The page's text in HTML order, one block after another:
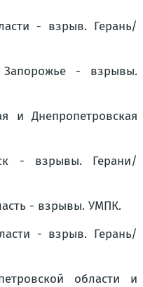
- взрыв. Герань/
Запорожье - взрывы.
и Днепропетровская
- взрывы. Герани/
- взрывы. УМПК.
- взрыв. Герань/
области и